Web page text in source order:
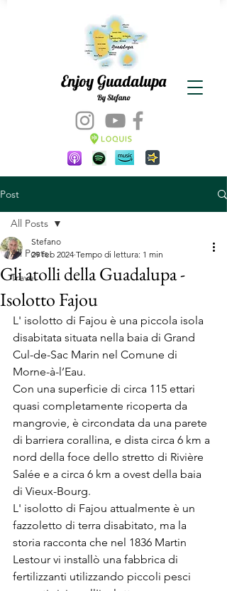
Enjoy Guadalupa
By Stefano
Post
All Posts
Travel
All Posts
Gli atolli della Guadalupa -
Isolotto Fajou
Stefano
29 feb 2024 Tempo di lettura: 1 min
L' isolotto di Fajou è una piccola isola
disabitata situata nella baia di Grand
Cul-de-Sac Marin nel Comune di
Morne-à-l’Eau.
Con una superficie di circa 115 ettari
quasi completamente ricoperta da
mangrovie, è circondata da una parete
di barriera corallina, e dista circa 6 km a
nord della foce dello stretto di Rivière
Salée e a circa 6 km a ovest della baia
di Vieux-Bourg.
L' isolotto di Fajou attualmente è un
fazzoletto di terra disabitato, ma la
storia racconta che nel 1836 Martin
Lestour vi installò una fabbrica di
fertilizzanti utilizzando piccoli pesci